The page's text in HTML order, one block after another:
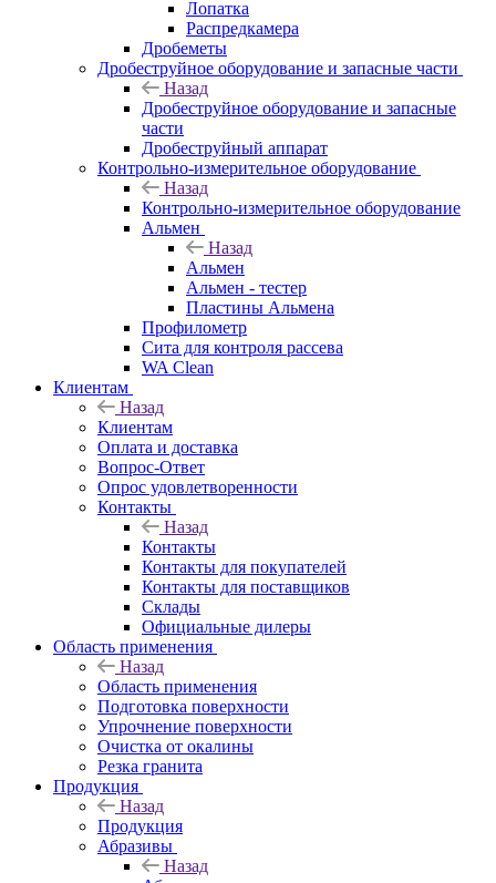
Лопатка
Распредкамера
Дробеметы
Дробеструйное оборудование и запасные части
Назад
Дробеструйное оборудование и запасные
части
Дробеструйный аппарат
Контрольно-измерительное оборудование
Назад
Контрольно-измерительное оборудование
Альмен
Назад
Альмен
Альмен - тестер
Пластины Альмена
Профилометр
Сита для контроля рассева
WA Clean
Клиентам
Назад
Клиентам
Оплата и доставка
Вопрос-Ответ
Опрос удовлетворенности
Контакты
Назад
Контакты
Контакты для покупателей
Контакты для поставщиков
Склады
Официальные дилеры
Область применения
Назад
Область применения
Подготовка поверхности
Упрочнение поверхности
Очистка от окалины
Резка гранита
Продукция
Назад
Продукция
Абразивы
Назад